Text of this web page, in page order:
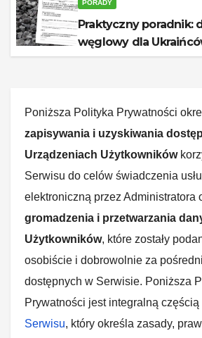
PORADY
Praktyczny poradnik:
węglowy dla
otrzymać
Poniższa Polityka Prywatności
zapisywania i uzyskiwania
Urządzeniach Użytkowników
Serwisu do celów świadczenia
elektroniczną przez Administratora
gromadzenia i przetwarzania
Użytkowników, które zostały
osobiście i dobrowolnie za
dostępnych w Serwisie. Poniższa
Prywatności jest integralną częścią
Serwisu, który określa zasady,